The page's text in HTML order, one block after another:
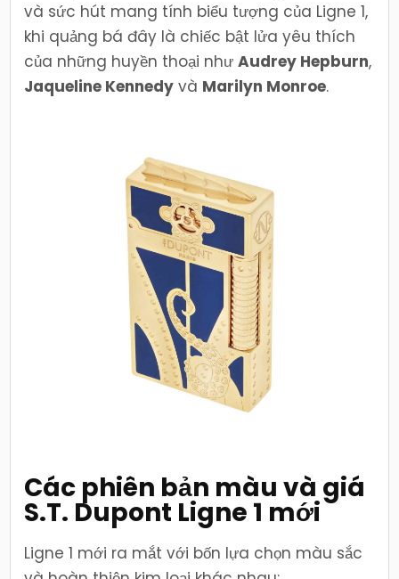
và sức hút mang tính biểu tượng của Ligne 1,
khi quảng bá đây là chiếc bật lửa yêu thích
của những huyền thoại nhưAudrey Hepburn,
Jaqueline Kennedy và Marilyn Monroe.
Các phiên bản màu và giá
S.T. Dupont Ligne 1 mới
Ligne 1 mới ra mắt với bốn lựa chọn màu sắc